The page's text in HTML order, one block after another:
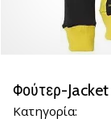
παπούτσια
handball
Accelerate
NITRO
SQD
Φούτερ-
Κατηγορία: